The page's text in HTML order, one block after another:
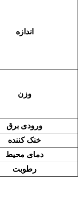
اندازه
وزن
ورودی برق
خنک کننده
دمای محیط
رطوبت